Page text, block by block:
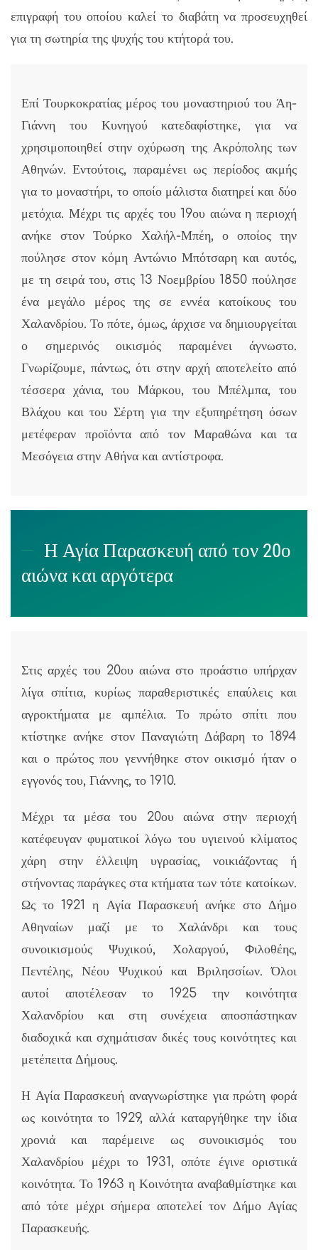
επιγραφή του οποίου καλεί το διαβάτη να προσευχηθεί
για τη σωτηρία της ψυχής του κτήτορά του.
Επί Τουρκοκρατίας μέρος του μοναστηριού του Άη-
Γιάννη του Κυνηγού κατεδαφίστηκε, για να
χρησιμοποιηθεί στην οχύρωση της Ακρόπολης των
Αθηνών. Εντούτοις, παραμένει ως περίοδος ακμής
για το μοναστήρι, το οποίο μάλιστα διατηρεί και δύο
μετόχια. Μέχρι τις αρχές του 19ου αιώνα η περιοχή
ανήκε στον Τούρκο Χαλήλ-Μπέη, ο οποίος την
πούλησε στον κόμη Αντώνιο Μπότσαρη και αυτός,
με τη σειρά του, στις 13 Νοεμβρίου 1850 πούλησε
ένα μεγάλο μέρος της σε εννέα κατοίκους του
Χαλανδρίου. Το πότε, όμως, άρχισε να δημιουργείται
ο σημερινός οικισμός παραμένει άγνωστο.
Γνωρίζουμε, πάντως, ότι στην αρχή αποτελείτο από
τέσσερα χάνια, του Μάρκου, του Μπέλμπα, του
Βλάχου και του Σέρτη για την εξυπηρέτηση όσων
μετέφεραν προϊόντα από τον Μαραθώνα και τα
Μεσόγεια στην Αθήνα και αντίστροφα.
Η Αγία Παρασκευή από τον 20ο
αιώνα και αργότερα
Στις αρχές του 20ου αιώνα στο προάστιο υπήρχαν
λίγα σπίτια, κυρίως παραθεριστικές επαύλεις και
αγροκτήματα με αμπέλια. Το πρώτο σπίτι που
κτίστηκε ανήκε στον Παναγιώτη Δάβαρη το 1894
και ο πρώτος που γεννήθηκε στον οικισμό ήταν ο
εγγονός του, Γιάννης, το 1910.
Μέχρι τα μέσα του 20ου αιώνα στην περιοχή
κατέφευγαν φυματικοί λόγω του υγιεινού κλίματος
χάρη στην έλλειψη υγρασίας, νοικιάζοντας ή
στήνοντας παράγκες στα κτήματα των τότε κατοίκων.
Ως το 1921 η Αγία Παρασκευή ανήκε στο Δήμο
Αθηναίων μαζί με το Χαλάνδρι και τους
συνοικισμούς Ψυχικού, Χολαργού, Φιλοθέης,
Πεντέλης, Νέου Ψυχικού και Βριλησσίων. Όλοι
αυτοί αποτέλεσαν το 1925 την κοινότητα
Χαλανδρίου και στη συνέχεια αποσπάστηκαν
διαδοχικά και σχημάτισαν δικές τους κοινότητες και
μετέπειτα Δήμους.
Η Αγία Παρασκευή αναγνωρίστηκε για πρώτη φορά
ως κοινότητα το 1929, αλλά καταργήθηκε την ίδια
χρονιά και παρέμεινε ως συνοικισμός του
Χαλανδρίου μέχρι το 1931, οπότε έγινε οριστικά
κοινότητα. Το 1963 η Κοινότητα αναβαθμίστηκε και
από τότε μέχρι σήμερα αποτελεί τον Δήμο Αγίας
Παρασκευής.